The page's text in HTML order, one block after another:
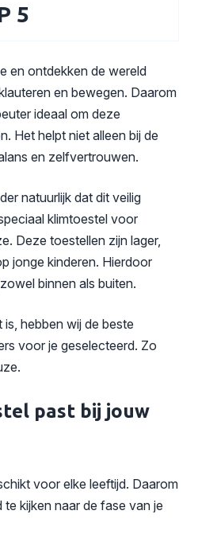
5
en ontdekken de wereld
en bewegen. Daarom
ideaal om deze
Het helpt niet alleen bij de
en zelfvertrouwen.
natuurlijk dat dit veilig
klimtoestel voor
Deze toestellen zijn lager,
jonge kinderen. Hierdoor
binnen als buiten.
hebben wij de beste
voor je geselecteerd. Zo
past bij jouw
voor elke leeftijd. Daarom
kijken naar de fase van je